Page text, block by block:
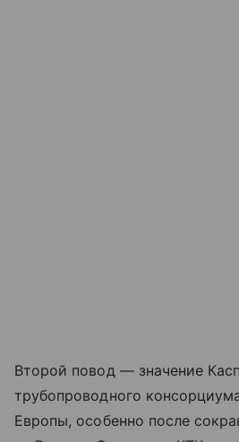
Второй повод — значение
трубопроводного
Европы, особенно после